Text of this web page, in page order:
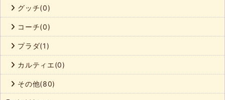
グッチ(0)
コーチ(0)
プラダ(1)
カルティエ(0)
その他(80)